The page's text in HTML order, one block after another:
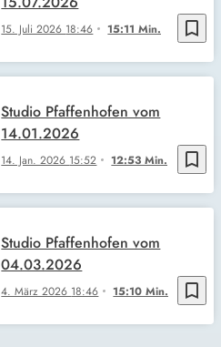
bookmark_border
15. Juli 2026 18:46 15:11 Min.
bookmark_border
14. Jan. 2026 15:52 12:53 Min.
Studio Pfaffenhofen vom
14.01.2026
bookmark_border
4. März 2026 18:46 15:10 Min.
Studio Pfaffenhofen vom
04.03.2026